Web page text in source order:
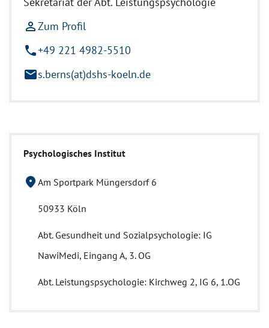
person_outlineZum Profil
phone+49 221 4982-5510
mails.berns(at)dshs-koeln.de
Psychologisches Institut
location_on Am Sportpark Müngersdorf 6
50933 Köln
Abt. Gesundheit und Sozialpsychologie: IG
NawiMedi, Eingang A, 3. OG
Abt. Leistungspsychologie: Kirchweg 2, IG 6, 1.OG